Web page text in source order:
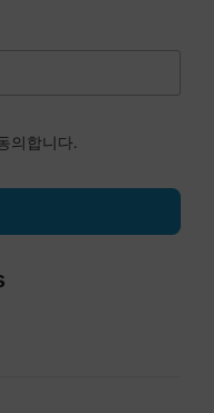
의합니다.